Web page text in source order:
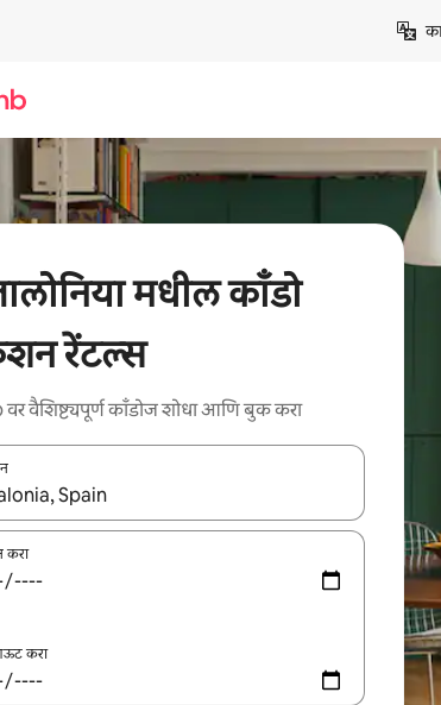
मधील काँडो
रेंटल्स
वैशिष्ट्यपूर्ण काँडोज शोधा आणि बुक करा
उपलब्ध असतील, तेव्हा वरच्या आणि खाली बाणांच्या किजसह
करा
करा